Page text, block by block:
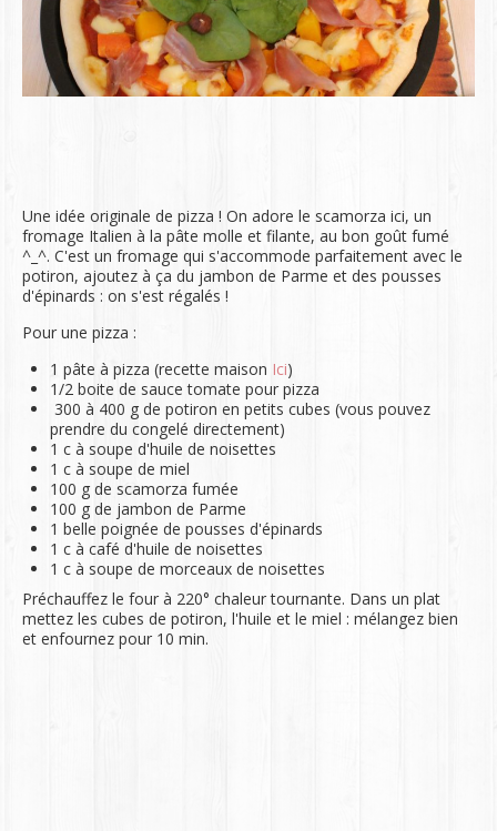
Une idée originale de pizza ! On adore le scamorza ici, un
fromage Italien à la pâte molle et filante, au bon goût fumé
^_^. C'est un fromage qui s'accommode parfaitement avec le
potiron, ajoutez à ça du jambon de Parme et des pousses
d'épinards : on s'est régalés !
Pour une pizza :
1 pâte à pizza (recette maison Ici)
1/2 boite de sauce tomate pour pizza
300 à 400 g de potiron en petits cubes (vous pouvez
prendre du congelé directement)
1 c à soupe d'huile de noisettes
1 c à soupe de miel
100 g de scamorza fumée
100 g de jambon de Parme
1 belle poignée de pousses d'épinards
1 c à café d'huile de noisettes
1 c à soupe de morceaux de noisettes
Préchauffez le four à 220° chaleur tournante. Dans un plat
mettez les cubes de potiron, l'huile et le miel : mélangez bien
et enfournez pour 10 min.